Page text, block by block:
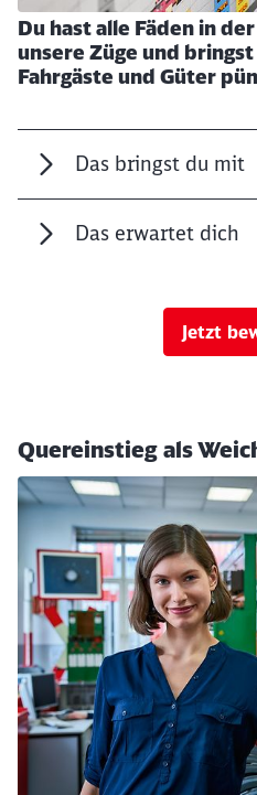
Du hast alle Fäden in
unsere Züge und
Fahrgäste und Güter
Das bringst du mit
Das erwartet dich
Jetzt
Quereinstieg als
werden?
Abbrechen